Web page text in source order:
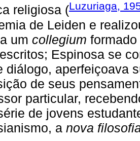
religiosa (Luzuriaga,
de Leiden e
um collegium
Espinosa se
diálogo, aperfeiçoava
de seus
particular,
de jovens
a nova